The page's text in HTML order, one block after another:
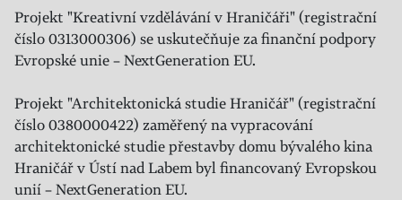
Projekt "Kreativní vzdělávání v Hraničáři" (registrační
číslo 0313000306) se uskutečňuje za finanční podpory
Evropské unie – NextGeneration EU.
Projekt "Architektonická studie Hraničář" (registrační
číslo 0380000422) zaměřený na vypracování
architektonické studie přestavby domu bývalého kina
Hraničář v Ústí nad Labem byl financovaný Evropskou
unií – NextGeneration EU.